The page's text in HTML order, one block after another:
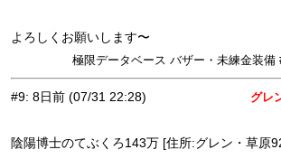
よろしくお願いします〜
極限データベース バザー・未練金装備
#9: 8日前 (07/31 22:28) グレ
陰陽博士のてぶくろ143万 [住所:グレン・草原